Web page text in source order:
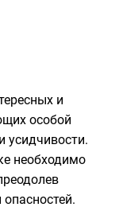
и
особой
усидчивости.
необходимо